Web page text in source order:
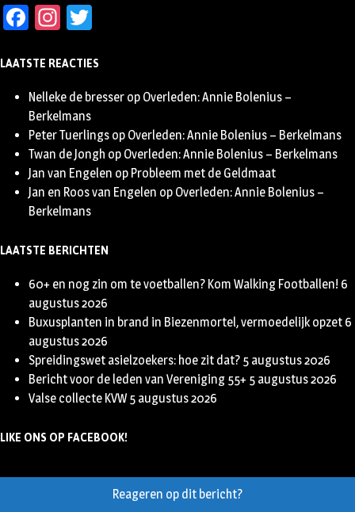
Facebook
Instagram
LAATSTE REACTIES
Nelleke de bresser op Overleden: Annie Bolenius –
Berkelmans
Peter Tuerlings op Overleden: Annie Bolenius – Berkelmans
Twan de Jongh op Overleden: Annie Bolenius – Berkelmans
Jan van Engelen op Probleem met de Geldmaat
Jan en Roos van Engelen op Overleden: Annie Bolenius –
Berkelmans
LAATSTE BERICHTEN
60+ en nog zin om te voetballen? Kom Walking Footballen! 6
augustus 2026
Buxusplanten in brand in Biezenmortel, vermoedelijk opzet 6
augustus 2026
Spreidingswet asielzoekers: hoe zit dat? 5 augustus 2026
Bericht voor de leden van Vereniging 55+ 5 augustus 2026
Valse collecte KVW 5 augustus 2026
LIKE ONS OP FACEBOOK!
Reageren op dit bericht?